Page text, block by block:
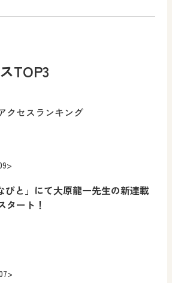
TOP3
クセスランキング
びと」にて大原龍一先生の新連載
タート！